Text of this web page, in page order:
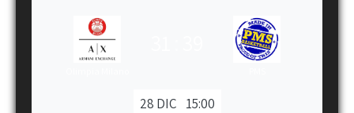
28 DIC 15:00